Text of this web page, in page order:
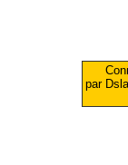
par